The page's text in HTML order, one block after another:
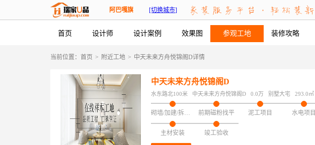
阿巴嘎旗 [切换城市]
首页 设计师 设计案例 效果图 参观工地 装修攻略
当前位置： 首页 > 附近工地 > 中天未来方舟悦锦阁D详情
中天未来方舟悦锦阁D
水东路北100米 中天未来方舟悦锦阁D 0.0万 别墅大宅 293.0㎡
砌墙/加建/拆改/保护 前期磁粉找平 泥工项目 水电项目
主材安装 竣工验收